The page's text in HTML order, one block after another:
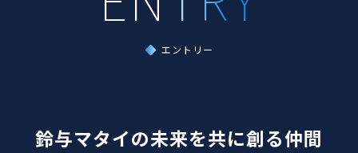
エントリー
鈴与マタイの未来を共に創る仲間